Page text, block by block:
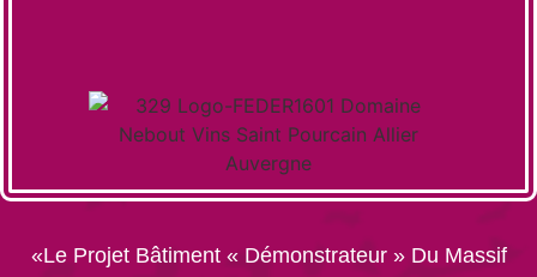
«Le Projet Bâtiment « Démonstrateur » Du Massif